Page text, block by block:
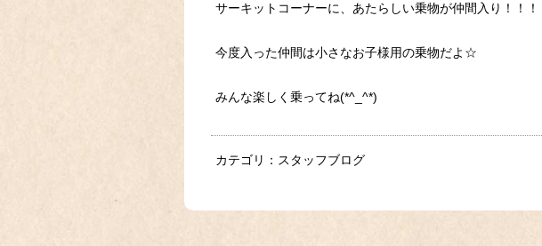
サーキットコーナーに、あたらしい乗物が仲間入り！！！
今度入った仲間は小さなお子様用の乗物だよ☆
みんな楽しく乗ってね(*^_^*)
カテゴリ： スタッフブログ